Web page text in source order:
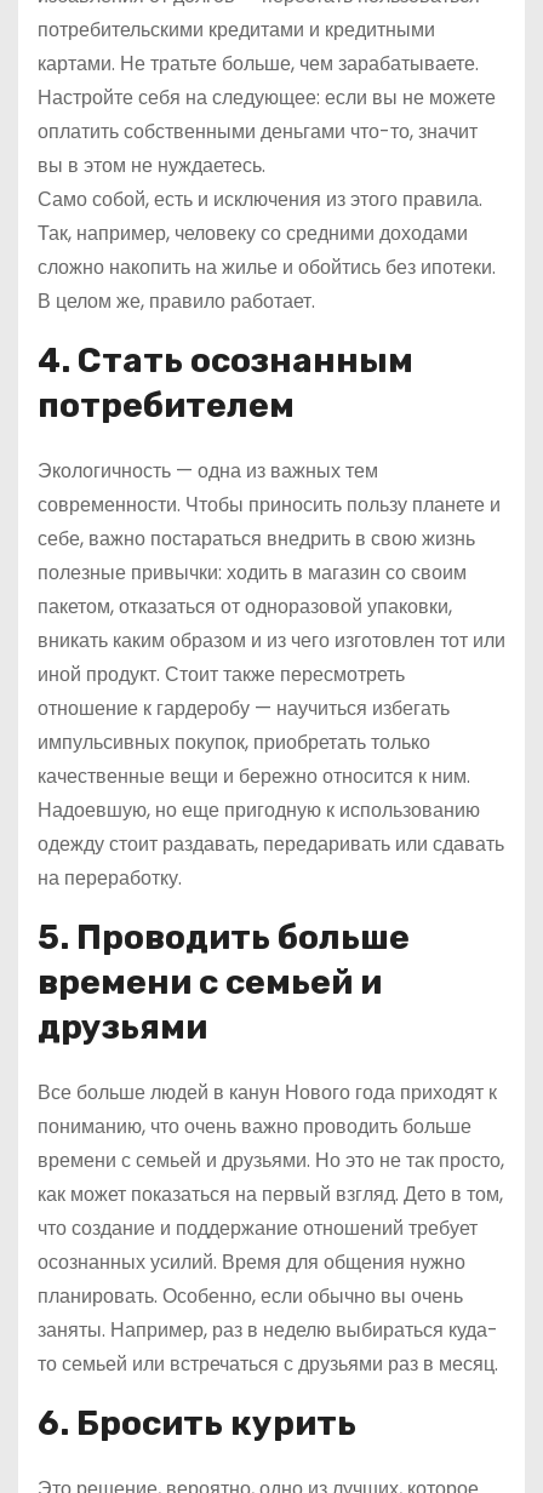
потребительскими кредитами и кредитными
картами. Не тратьте больше, чем зарабатываете.
Настройте себя на следующее: если вы не можете
оплатить собственными деньгами что-то, значит
вы в этом не нуждаетесь.
Само собой, есть и исключения из этого правила.
Так, например, человеку со средними доходами
сложно накопить на жилье и обойтись без ипотеки.
В целом же, правило работает.
4. Стать осознанным
потребителем
Экологичность — одна из важных тем
современности. Чтобы приносить пользу планете и
себе, важно постараться внедрить в свою жизнь
полезные привычки: ходить в магазин со своим
пакетом, отказаться от одноразовой упаковки,
вникать каким образом и из чего изготовлен тот или
иной продукт. Стоит также пересмотреть
отношение к гардеробу — научиться избегать
импульсивных покупок, приобретать только
качественные вещи и бережно относится к ним.
Надоевшую, но еще пригодную к использованию
одежду стоит раздавать, передаривать или сдавать
на переработку.
5. Проводить больше
времени с семьей и
друзьями
Все больше людей в канун Нового года приходят к
пониманию, что очень важно проводить больше
времени с семьей и друзьями. Но это не так просто,
как может показаться на первый взгляд. Дето в том,
что создание и поддержание отношений требует
осознанных усилий. Время для общения нужно
планировать. Особенно, если обычно вы очень
заняты. Например, раз в неделю выбираться куда-
то семьей или встречаться с друзьями раз в месяц.
6. Бросить курить